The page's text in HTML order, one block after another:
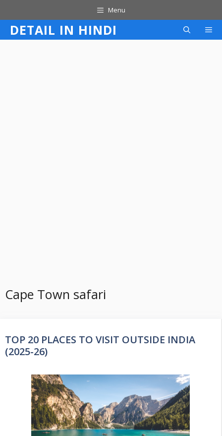
to
content
Menu
DETAIL IN HINDI
Cape Town safari
TOP 20 PLACES TO VISIT OUTSIDE INDIA
(2025-26)